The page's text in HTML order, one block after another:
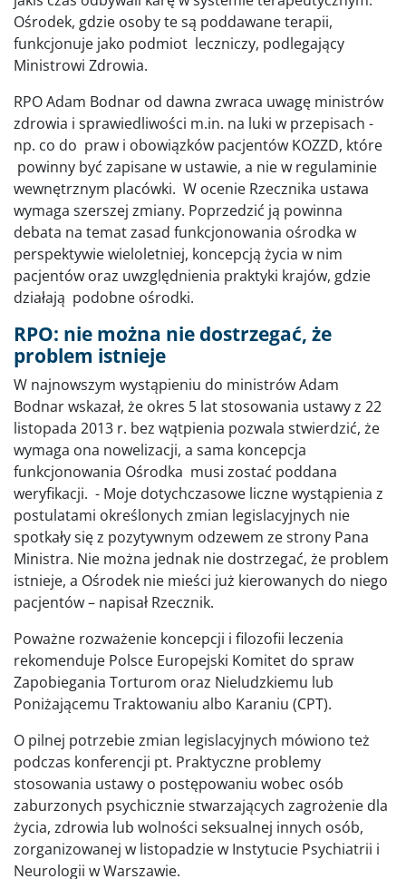
Ośrodek, gdzie osoby te są poddawane terapii,
funkcjonuje jako podmiot leczniczy, podlegający
Ministrowi Zdrowia.
RPO Adam Bodnar od dawna zwraca uwagę ministrów
zdrowia i sprawiedliwości m.in. na luki w przepisach -
np. co do praw i obowiązków pacjentów KOZZD, które
powinny być zapisane w ustawie, a nie w regulaminie
wewnętrznym placówki. W ocenie Rzecznika ustawa
wymaga szerszej zmiany. Poprzedzić ją powinna
debata na temat zasad funkcjonowania ośrodka w
perspektywie wieloletniej, koncepcją życia w nim
pacjentów oraz uwzględnienia praktyki krajów, gdzie
działają podobne ośrodki.
RPO: nie można nie dostrzegać, że
problem istnieje
W najnowszym wystąpieniu do ministrów Adam
Bodnar wskazał, że okres 5 lat stosowania ustawy z 22
listopada 2013 r. bez wątpienia pozwala stwierdzić, że
wymaga ona nowelizacji, a sama koncepcja
funkcjonowania Ośrodka musi zostać poddana
weryfikacji. - Moje dotychczasowe liczne wystąpienia z
postulatami określonych zmian legislacyjnych nie
spotkały się z pozytywnym odzewem ze strony Pana
Ministra. Nie można jednak nie dostrzegać, że problem
istnieje, a Ośrodek nie mieści już kierowanych do niego
pacjentów – napisał Rzecznik.
Poważne rozważenie koncepcji i filozofii leczenia
rekomenduje Polsce Europejski Komitet do spraw
Zapobiegania Torturom oraz Nieludzkiemu lub
Poniżającemu Traktowaniu albo Karaniu (CPT).
O pilnej potrzebie zmian legislacyjnych mówiono też
podczas konferencji pt. Praktyczne problemy
stosowania ustawy o postępowaniu wobec osób
zaburzonych psychicznie stwarzających zagrożenie dla
życia, zdrowia lub wolności seksualnej innych osób,
zorganizowanej w listopadzie w Instytucie Psychiatrii i
Neurologii w Warszawie.